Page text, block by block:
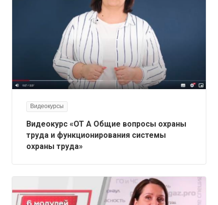
Видеокурсы
Видеокурс «ОТ А Общие вопросы охраны
труда и функционирования системы
охраны труда»